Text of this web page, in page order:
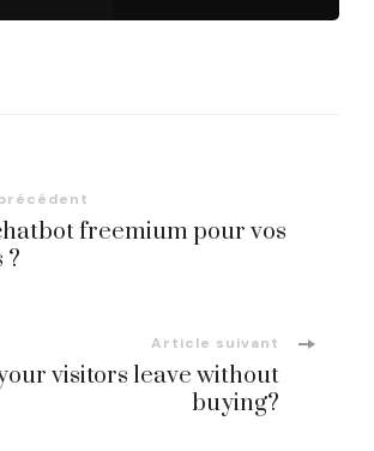
freemium pour vos
?
Article suivant
visitors leave without
buying?